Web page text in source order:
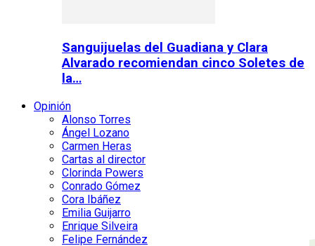
Sanguijuelas del Guadiana y Clara
Alvarado recomiendan cinco Soletes de
la…
Opinión
Alonso Torres
Ángel Lozano
Carmen Heras
Cartas al director
Clorinda Powers
Conrado Gómez
Cora Ibáñez
Emilia Guijarro
Enrique Silveira
Felipe Fernández